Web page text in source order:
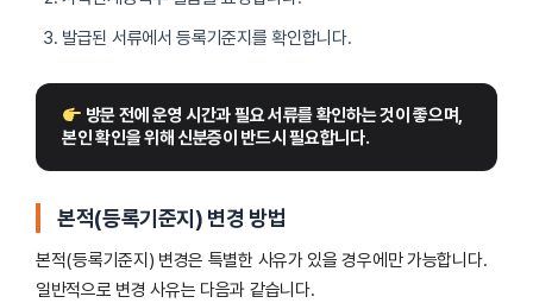
발급된 서류에서 등록기준지를 확인합니다.
방문 전에 운영 시간과 필요 서류를 확인하는 것이 좋으며,
본인 확인을 위해 신분증이 반드시 필요합니다.
본적(등록기준지) 변경 방법
본적(등록기준지) 변경은 특별한 사유가 있을 경우에만 가능합니다.
일반적으로 변경 사유는 다음과 같습니다.